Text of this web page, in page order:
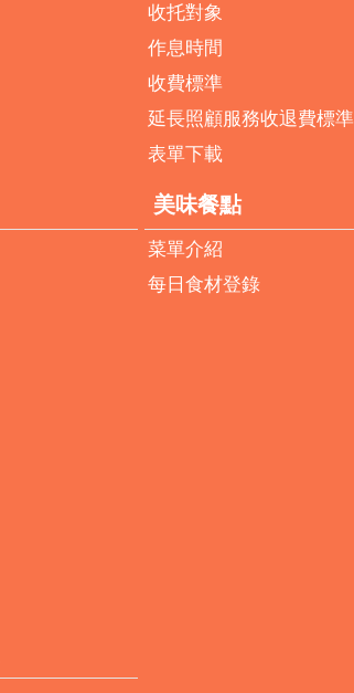
收托對象
作息時間
收費標準
延長照顧服務收退費標準
表單下載
美味餐點
菜單介紹
每日食材登錄